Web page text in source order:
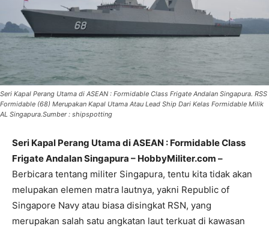
Seri Kapal Perang Utama di ASEAN : Formidable Class Frigate Andalan Singapura. RSS
Formidable (68) Merupakan Kapal Utama Atau Lead Ship Dari Kelas Formidable Milik
AL Singapura.Sumber : shipspotting
Seri Kapal Perang Utama di ASEAN : Formidable Class
Frigate Andalan Singapura – HobbyMiliter.com –
Berbicara tentang militer Singapura, tentu kita tidak akan
melupakan elemen matra lautnya, yakni Republic of
Singapore Navy atau biasa disingkat RSN, yang
merupakan salah satu angkatan laut terkuat di kawasan